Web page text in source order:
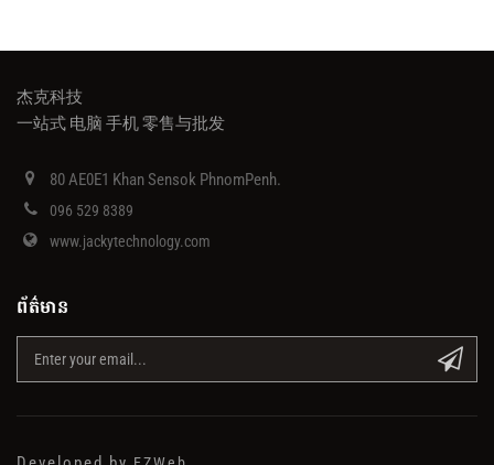
杰克科技
一站式 电脑 手机 零售与批发
80 AE0E1 Khan Sensok PhnomPenh.
096 529 8389
www.jackytechnology.com
ព័ត៌មាន